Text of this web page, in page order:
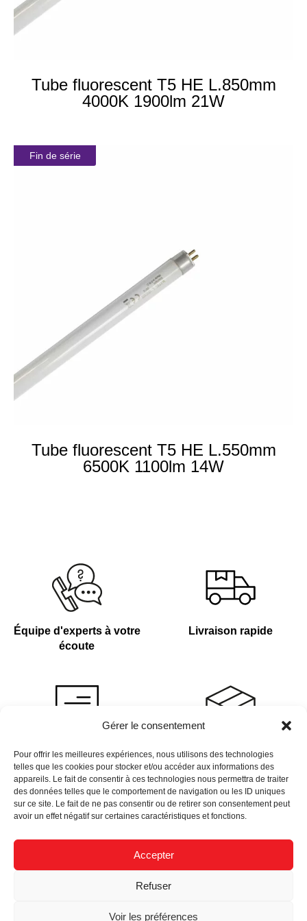
Gérer le consentement
Pour offrir les meilleures expériences, nous utilisons des technologies
telles que les cookies pour stocker et/ou accéder aux informations des
appareils. Le fait de consentir à ces technologies nous permettra de traiter
des données telles que le comportement de navigation ou les ID uniques
sur ce site. Le fait de ne pas consentir ou de retirer son consentement peut
avoir un effet négatif sur certaines caractéristiques et fonctions.
Accepter
Refuser
Voir les préférences
Tube fluorescent T5 HE L.850mm
4000K 1900lm 21W
Fin de série
Tube fluorescent T5 HE L.550mm
6500K 1100lm 14W
Équipe d'experts à votre
écoute
Livraison rapide
Devis sur demande
Plus de 4 000 références
en stock
Newsletter